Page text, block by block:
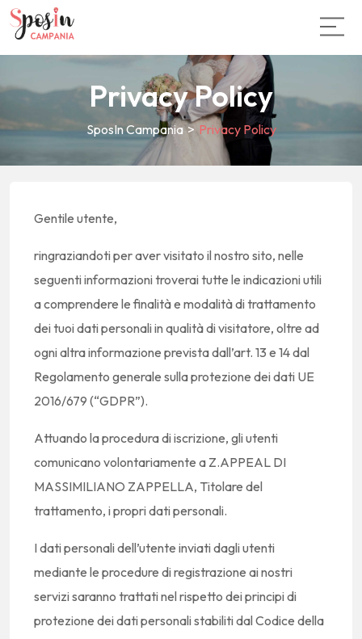
Privacy Policy
SposIn Campania>Privacy Policy
Gentile utente,
ringraziandoti per aver visitato il nostro sito, nelle
seguenti informazioni troverai tutte le indicazioni utili
a comprendere le finalità e modalità di trattamento
dei tuoi dati personali in qualità di visitatore, oltre ad
ogni altra informazione prevista dall’art. 13 e 14 dal
Regolamento generale sulla protezione dei dati UE
2016/679 (“GDPR”).
Attuando la procedura di iscrizione, gli utenti
comunicano volontariamente a Z.APPEAL DI
MASSIMILIANO ZAPPELLA, Titolare del
trattamento, i propri dati personali.
I dati personali dell’utente inviati dagli utenti
mediante le procedure di registrazione ai nostri
servizi saranno trattati nel rispetto dei principi di
protezione dei dati personali stabiliti dal Codice della